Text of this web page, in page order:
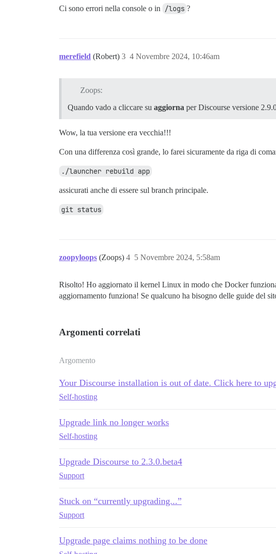
Ci sono errori nella console o in /logs ?
merefield (Robert) 4 Novembre 2024, 10:46am
3
Zoops:
Quando vado a cliccare su aggiorna per Discourse versione
Wow, la tua versione era vecchia!!!
Con una differenza così grande, lo farei sicuramente da riga di
./launcher rebuild app
assicurati anche di essere sul branch principale.
git status
zoopyloops (Zoops) 5 Novembre 2024, 5:58am
4
Risolto! Ho aggiornato il kernel Linux in modo che Docker
aggiornamento funziona! Se qualcuno ha bisogno delle guide del
Argomenti correlati
Argomento
Your Discourse installation is out of date. Click here to
Self-hosting
Upgrade link no longer works
Self-hosting
Upgrade Discourse to 2.3.0.beta4
Support
Stuck on “currently upgrading...”
Support
Upgrade page claims nothing to be done